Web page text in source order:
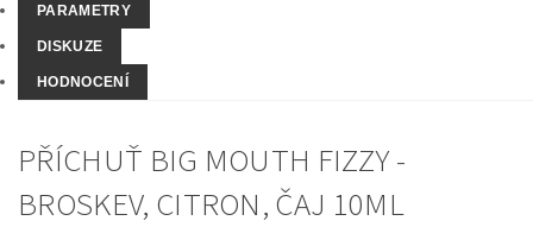
PARAMETRY
DISKUZE
HODNOCENÍ
PŘÍCHUŤ BIG MOUTH FIZZY -
BROSKEV, CITRON, ČAJ 10ML